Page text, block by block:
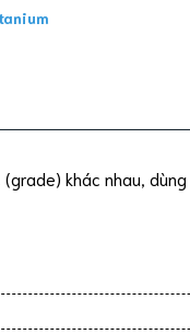
khác nhau,